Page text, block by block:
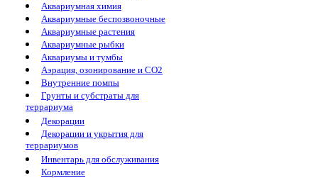
Аквариумная химия
Аквариумные беспозвоночные
Аквариумные растения
Аквариумные рыбки
Аквариумы и тумбы
Аэрация, озонирование и CO2
Внутренние помпы
Грунты и субстраты для
террариума
Декорации
Декорации и укрытия для
террариумов
Инвентарь для обслуживания
Кормление